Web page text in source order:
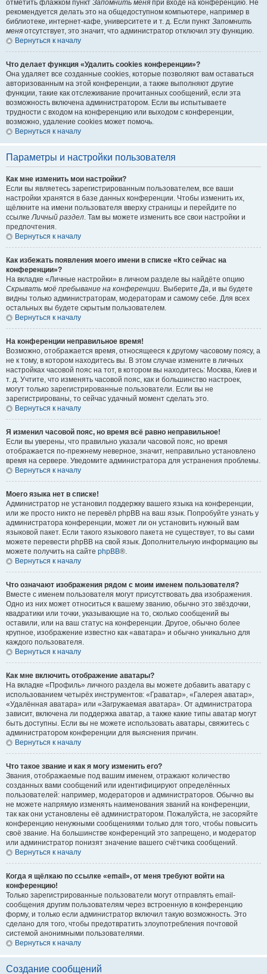
отметить флажком пункт Запомнить меня при входе на конференцию. Не
рекомендуется делать это на общедоступном компьютере, например в
библиотеке, интернет-кафе, университете и т. д. Если пункт Запомнить
меня отсутствует, это значит, что администратор отключил эту функцию.
Вернуться к началу
Что делает функция «Удалить cookies конференции»?
Она удаляет все созданные cookies, которые позволяют вам оставаться
авторизованным на этой конференции, а также выполняют другие
функции, такие как отслеживание прочитанных сообщений, если эта
возможность включена администратором. Если вы испытываете
трудности с входом на конференцию или выходом с конференции,
возможно, удаление cookies может помочь.
Вернуться к началу
Параметры и настройки пользователя
Как мне изменить мои настройки?
Если вы являетесь зарегистрированным пользователем, все ваши
настройки хранятся в базе данных конференции. Чтобы изменить их,
щёлкните на имени пользователя вверху страницы и перейдите по
ссылкеЛичный раздел. Там вы можете изменить все свои настройки и
предпочтения.
Вернуться к началу
Как избежать появления моего имени в списке «Кто сейчас на
конференции»?
На вкладке «Личные настройки» в личном разделе вы найдёте опцию
Скрывать моё пребывание на конференции. ВыберитеДа, и вы будете
видны только администраторам, модераторам и самому себе. Для всех
остальных вы будете скрытым пользователем.
Вернуться к началу
На конференции неправильное время!
Возможно, отображается время, относящееся к другому часовому поясу, а
не к тому, в котором находитесь вы. В этом случае измените в личных
настройках часовой пояс на тот, в котором вы находитесь: Москва, Киев и
т. д. Учтите, что изменять часовой пояс, как и большинство настроек,
могут только зарегистрированные пользователи. Если вы не
зарегистрированы, то сейчас удачный момент сделать это.
Вернуться к началу
Я изменил часовой пояс, но время всё равно неправильное!
Если вы уверены, что правильно указали часовой пояс, но время
отображается по-прежнему неверное, значит, неправильно установлено
время на сервере. Уведомите администратора для устранения проблемы.
Вернуться к началу
Моего языка нет в списке!
Администратор не установил поддержку вашего языка на конференции,
или же просто никто не перевёл phpBB на ваш язык. Попробуйте узнать у
администратора конференции, может ли он установить нужный вам
языковой пакет. Если такого языкового пакета не существует, то вы сами
можете перевести phpBB на свой язык. Дополнительную информацию вы
можете получить на сайте phpBB®.
Вернуться к началу
Что означают изображения рядом с моим именем пользователя?
Вместе с именем пользователя могут присутствовать два изображения.
Одно из них может относиться к вашему званию, обычно это звёздочки,
квадратики или точки, указывающие на то, сколько сообщений вы
оставили, или на ваш статус на конференции. Другое, обычно более
крупное, изображение известно как «аватара» и обычно уникально для
каждого пользователя.
Вернуться к началу
Как мне включить отображение аватары?
На вкладке «Профиль» личного раздела вы можете добавить аватару с
использованием четырёх инструментов: «Граватар», «Галерея аватар»,
«Удалённая аватара» или «Загружаемая аватара». От администратора
зависит, включена ли поддержка аватар, а также какие типы аватар могут
быть доступны. Если вы не можете использовать аватары, свяжитесь с
администратором конференции для выяснения причин.
Вернуться к началу
Что такое звание и как я могу изменить его?
Звания, отображаемые под вашим именем, отражают количество
созданных вами сообщений или идентифицируют определённых
пользователей: например, модераторов и администраторов. Обычно вы
не можете напрямую изменять наименования званий на конференции,
так как они установлены её администратором. Пожалуйста, не засоряйте
конференцию ненужными сообщениями только для того, чтобы повысить
своё звание. На большинстве конференций это запрещено, и модератор
или администратор понизят значение вашего счётчика сообщений.
Вернуться к началу
Когда я щёлкаю по ссылке «email», от меня требуют войти на
конференцию!
Только зарегистрированные пользователи могут отправлять email-
сообщения другим пользователям через встроенную в конференцию
форму, и только если администратор включил такую возможность. Это
сделано для того, чтобы предотвратить злоупотребления почтовой
системой анонимными пользователями.
Вернуться к началу
Создание сообщений